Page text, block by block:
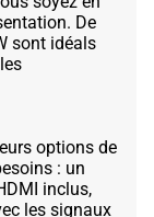
De
sont idéals
options de
: un
inclus,
les signaux